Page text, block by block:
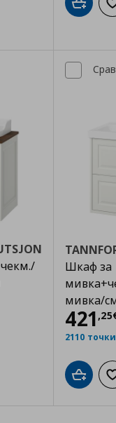
списъка с любими
Добави
списъка с любими
Шкаф за
мивка/
421 ,25
2110 точки
Добави